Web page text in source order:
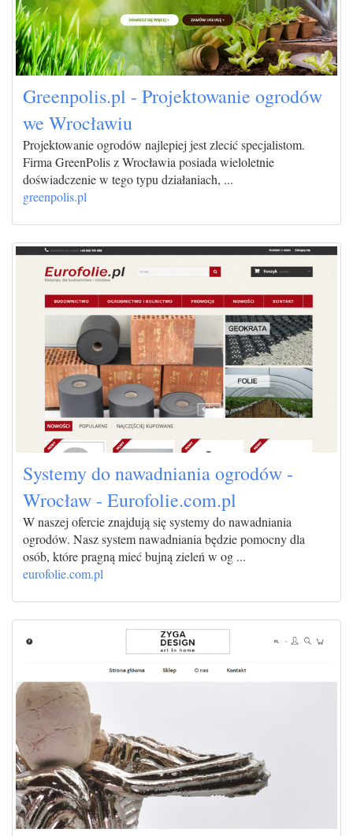
Greenpolis.pl - Projektowanie ogrodów
we Wrocławiu
Projektowanie ogrodów najlepiej jest zlecić specjalistom.
Firma GreenPolis z Wrocławia posiada wieloletnie
doświadczenie w tego typu działaniach, ...
greenpolis.pl
Systemy do nawadniania ogrodów -
Wrocław - Eurofolie.com.pl
W naszej ofercie znajdują się systemy do nawadniania
ogrodów. Nasz system nawadniania będzie pomocny dla
osób, które pragną mieć bujną zieleń w og ...
eurofolie.com.pl